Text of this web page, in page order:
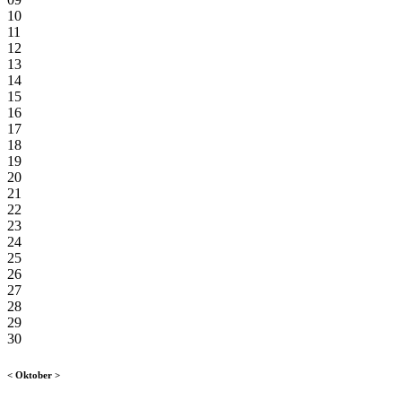
10
11
12
13
14
15
16
17
18
19
20
21
22
23
24
25
26
27
28
29
30
< Oktober >